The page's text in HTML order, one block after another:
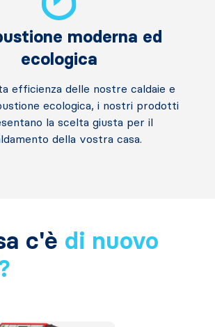
moderna ed
ecologica
efficienza delle nostre caldaie e
ecologica, i nostri prodotti
la scelta giusta per il
della vostra casa.
c'è di nuovo